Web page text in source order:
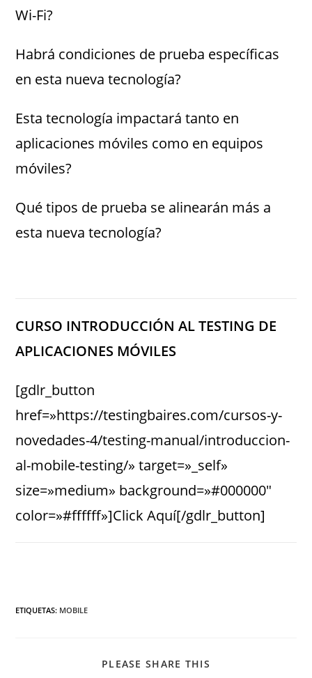
Wi-Fi?
Habrá condiciones de prueba específicas
en esta nueva tecnología?
Esta tecnología impactará tanto en
aplicaciones móviles como en equipos
móviles?
Qué tipos de prueba se alinearán más a
esta nueva tecnología?
CURSO INTRODUCCIÓN AL TESTING DE
APLICACIONES MÓVILES
[gdlr_button
href=»https://testingbaires.com/cursos-y-
novedades-4/testing-manual/introduccion-
al-mobile-testing/» target=»_self»
size=»medium» background=»#000000″
color=»#ffffff»]Click Aquí[/gdlr_button]
ETIQUETAS: MOBILE
PLEASE SHARE THIS